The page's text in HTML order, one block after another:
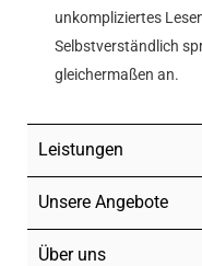
unkompliziertes
Selbstverständlich
gleichermaßen an.
Leistungen
Unsere Angebote
Über uns